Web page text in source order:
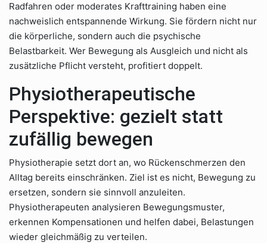
Radfahren oder moderates Krafttraining haben eine
nachweislich entspannende Wirkung. Sie fördern nicht nur
die körperliche, sondern auch die psychische
Belastbarkeit. Wer Bewegung als Ausgleich und nicht als
zusätzliche Pflicht versteht, profitiert doppelt.
Physiotherapeutische
Perspektive: gezielt statt
zufällig bewegen
Physiotherapie setzt dort an, wo Rückenschmerzen den
Alltag bereits einschränken. Ziel ist es nicht, Bewegung zu
ersetzen, sondern sie sinnvoll anzuleiten.
Physiotherapeuten analysieren Bewegungsmuster,
erkennen Kompensationen und helfen dabei, Belastungen
wieder gleichmäßig zu verteilen.